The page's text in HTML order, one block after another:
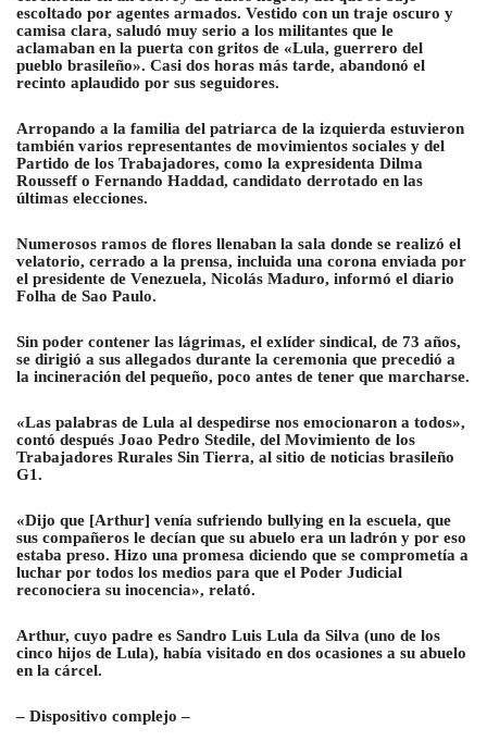
escoltado por agentes armados. Vestido con un traje oscuro y
camisa clara, saludó muy serio a los militantes que le
aclamaban en la puerta con gritos de «Lula, guerrero del
pueblo brasileño». Casi dos horas más tarde, abandonó el
recinto aplaudido por sus seguidores.
Arropando a la familia del patriarca de la izquierda estuvieron
también varios representantes de movimientos sociales y del
Partido de los Trabajadores, como la expresidenta Dilma
Rousseff o Fernando Haddad, candidato derrotado en las
últimas elecciones.
Numerosos ramos de flores llenaban la sala donde se realizó el
velatorio, cerrado a la prensa, incluida una corona enviada por
el presidente de Venezuela, Nicolás Maduro, informó el diario
Folha de Sao Paulo.
Sin poder contener las lágrimas, el exlíder sindical, de 73 años,
se dirigió a sus allegados durante la ceremonia que precedió a
la incineración del pequeño, poco antes de tener que marcharse.
«Las palabras de Lula al despedirse nos emocionaron a todos»,
contó después Joao Pedro Stedile, del Movimiento de los
Trabajadores Rurales Sin Tierra, al sitio de noticias brasileño
G1.
«Dijo que [Arthur] venía sufriendo bullying en la escuela, que
sus compañeros le decían que su abuelo era un ladrón y por eso
estaba preso. Hizo una promesa diciendo que se comprometía a
luchar por todos los medios para que el Poder Judicial
reconociera su inocencia», relató.
Arthur, cuyo padre es Sandro Luis Lula da Silva (uno de los
cinco hijos de Lula), había visitado en dos ocasiones a su abuelo
en la cárcel.
– Dispositivo complejo –